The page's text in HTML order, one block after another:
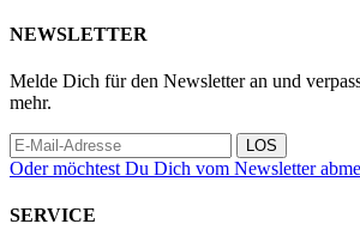
NEWSLETTER
Melde Dich für den Newsletter an und
mehr.
LOS
Oder möchtest Du Dich vom Newsletter
SERVICE